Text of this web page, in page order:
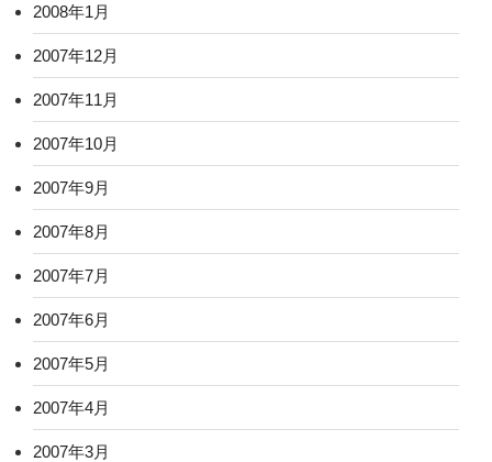
2008年1月
2007年12月
2007年11月
2007年10月
2007年9月
2007年8月
2007年7月
2007年6月
2007年5月
2007年4月
2007年3月